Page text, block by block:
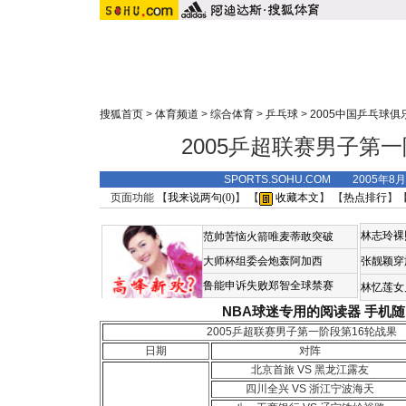
搜狐首页 > 体育频道 > 综合体育 > 乒乓球 > 2005中国乒乓球俱
2005乒超联赛男子第
SPORTS.SOHU.COM 2005年8
页面功能 【我来说两句(0)】 【 收藏本文 】 【热点排行】
范帅苦恼火箭唯麦蒂敢突破
大师杯组委会炮轰阿加西
鲁能申诉失败郑智全球禁赛
林志玲
张靓颖
林忆莲
NBA球迷专用的阅读器 手机
2005乒超联赛男子第一阶段第16轮战果
日期
对阵
北京首旅 VS 黑龙江露友
四川全兴 VS 浙江宁波海天